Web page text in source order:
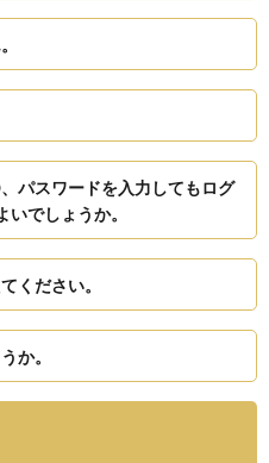
パスワードを入力してもログ
でしょうか。
ください。
か。